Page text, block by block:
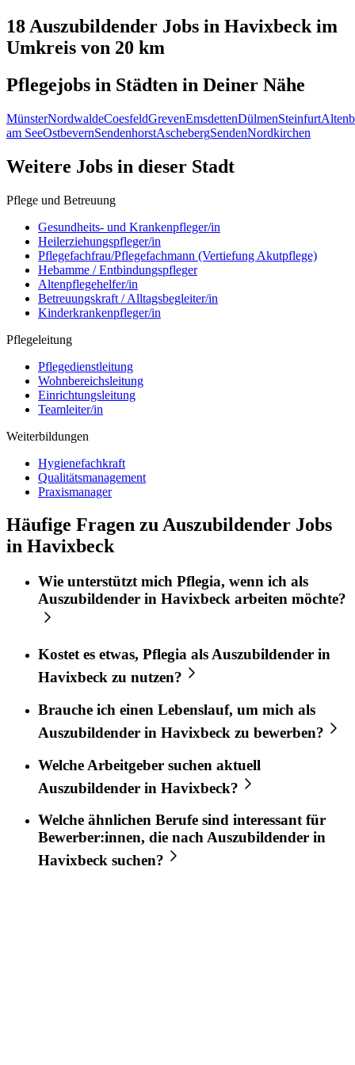
18 Auszubildender Jobs in Havixbeck im
Umkreis von 20 km
Pflegejobs in Städten in Deiner Nähe
MünsterNordwaldeCoesfeldGrevenEmsdettenDülmenSteinfurt
am SeeOstbevernSendenhorstAschebergSendenNordkirchen
Weitere Jobs in dieser Stadt
Pflege und Betreuung
Gesundheits- und Krankenpfleger/in
Heilerziehungspfleger/in
Pflegefachfrau/Pflegefachmann (Vertiefung Akutpflege)
Hebamme / Entbindungspfleger
Altenpflegehelfer/in
Betreuungskraft / Alltagsbegleiter/in
Kinderkrankenpfleger/in
Pflegeleitung
Pflegedienstleitung
Wohnbereichsleitung
Einrichtungsleitung
Teamleiter/in
Weiterbildungen
Hygienefachkraft
Qualitätsmanagement
Praxismanager
Häufige Fragen zu Auszubildender Jobs
in Havixbeck
Wie unterstützt mich Pflegia, wenn ich als
Auszubildender in Havixbeck arbeiten möchte?
Kostet es etwas, Pflegia als Auszubildender in
Havixbeck zu nutzen?
Brauche ich einen Lebenslauf, um mich als
Auszubildender in Havixbeck zu bewerben?
Welche Arbeitgeber suchen aktuell
Auszubildender in Havixbeck?
Welche ähnlichen Berufe sind interessant für
Bewerber:innen, die nachAuszubildender in
Havixbeck suchen?